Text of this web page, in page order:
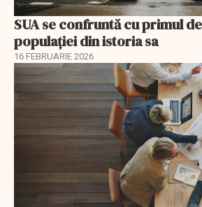
SUA se confruntă cu primul
populației din istoria sa
16 FEBRUARIE 2026